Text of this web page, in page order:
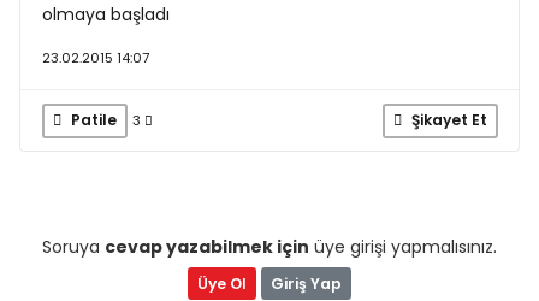
olmaya başladı
23.02.2015 14:07
Patile 3 Şikayet Et
Soruya cevap yazabilmek için üye girişi yapmalısınız.
Üye Ol Giriş Yap